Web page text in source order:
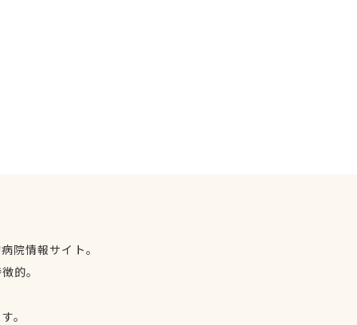
院情報サイト。
的。
。